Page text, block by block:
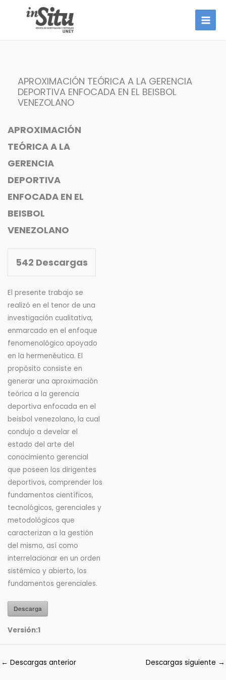
APROXIMACIÓN TEÓRICA A LA GERENCIA
DEPORTIVA ENFOCADA EN EL BEISBOL
VENEZOLANO
APROXIMACIÓN
TEÓRICA A LA
GERENCIA
DEPORTIVA
ENFOCADA EN EL
BEISBOL
VENEZOLANO
542 Descargas
El presente trabajo se
realizó en el tenor de una
investigación cualitativa,
enmarcado en el enfoque
fenomenológico apoyado
en la hermenéutica. El
propósito consiste en
generar una aproximación
teórica a la gerencia
deportiva enfocada en el
beisbol venezolano, la cual
condujo a develar el
estado del arte del
conocimiento gerencial
que poseen los dirigentes
deportivos, comprender los
fundamentos científicos,
tecnológicos, gerenciales y
metodológicos que
caracterizan a la gestión
del mismo, así como
interrelacionar en un orden
sistémico y abierto, los
fundamentos gerenciales.
Descarga
Versión:1
← Descargas anterior Descargas siguiente →